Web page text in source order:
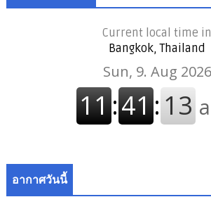
Current local time in
Bangkok, Thailand
อากาศวันนี้